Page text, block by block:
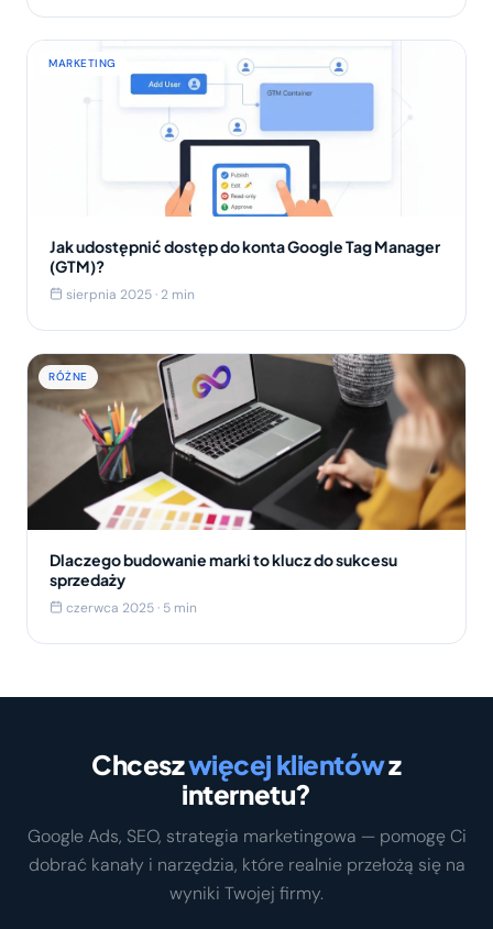
MARKETING
Jak udostępnić dostęp do konta Google Tag Manager
(GTM)?
sierpnia 2025 · 2 min
RÓŻNE
Dlaczego budowanie marki to klucz do sukcesu
sprzedaży
czerwca 2025 · 5 min
Chceszwięcej klientówz
internetu?
Google Ads, SEO, strategia marketingowa — pomogę Ci
dobrać kanały i narzędzia, które realnie przełożą się na
wyniki Twojej firmy.